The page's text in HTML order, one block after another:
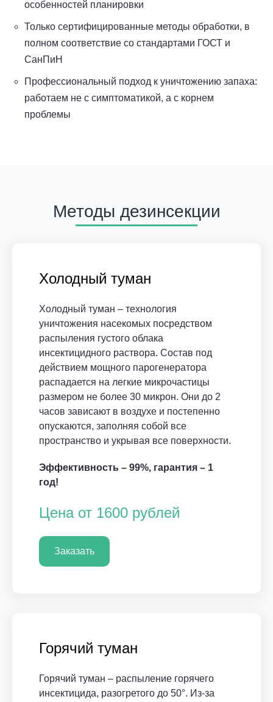
особенностей планировки
Только сертифицированные методы обработки, в
полном соответствие со стандартами ГОСТ и
СанПиН
Профессиональный подход к уничтожению запаха:
работаем не с симптоматикой, а с корнем
проблемы
Методы дезинсекции
Холодный туман
Холодный туман – технология
уничтожения насекомых посредством
распыления густого облака
инсектицидного раствора. Состав под
действием мощного парогенератора
распадается на легкие микрочастицы
размером не более 30 микрон. Они до 2
часов зависают в воздухе и постепенно
опускаются, заполняя собой все
пространство и укрывая все поверхности.
Эффективность – 99%, гарантия – 1
год!
Цена от 1600 рублей
Заказать
Горячий туман
Горячий туман – распыление горячего
инсектицида, разогретого до 50°. Из-за